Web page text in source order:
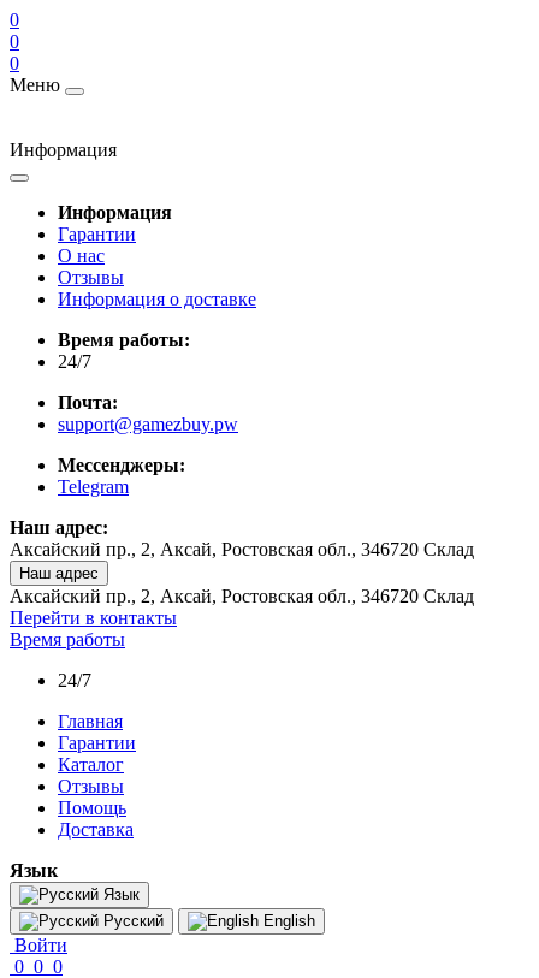
0
0
0
Меню
Информация
Информация
Гарантии
О нас
Отзывы
Информация о доставке
Время работы:
24/7
Почта:
support@gamezbuy.pw
Мессенджеры:
Telegram
Наш адрес:
Аксайский пр., 2, Аксай, Ростовская обл., 346720 Склад
Наш адрес
Аксайский пр., 2, Аксай, Ростовская обл., 346720 Склад
Перейти в контакты
Время работы
24/7
Главная
Гарантии
Каталог
Отзывы
Помощь
Доставка
Язык
Язык
Русский
English
Войти
0 0 0